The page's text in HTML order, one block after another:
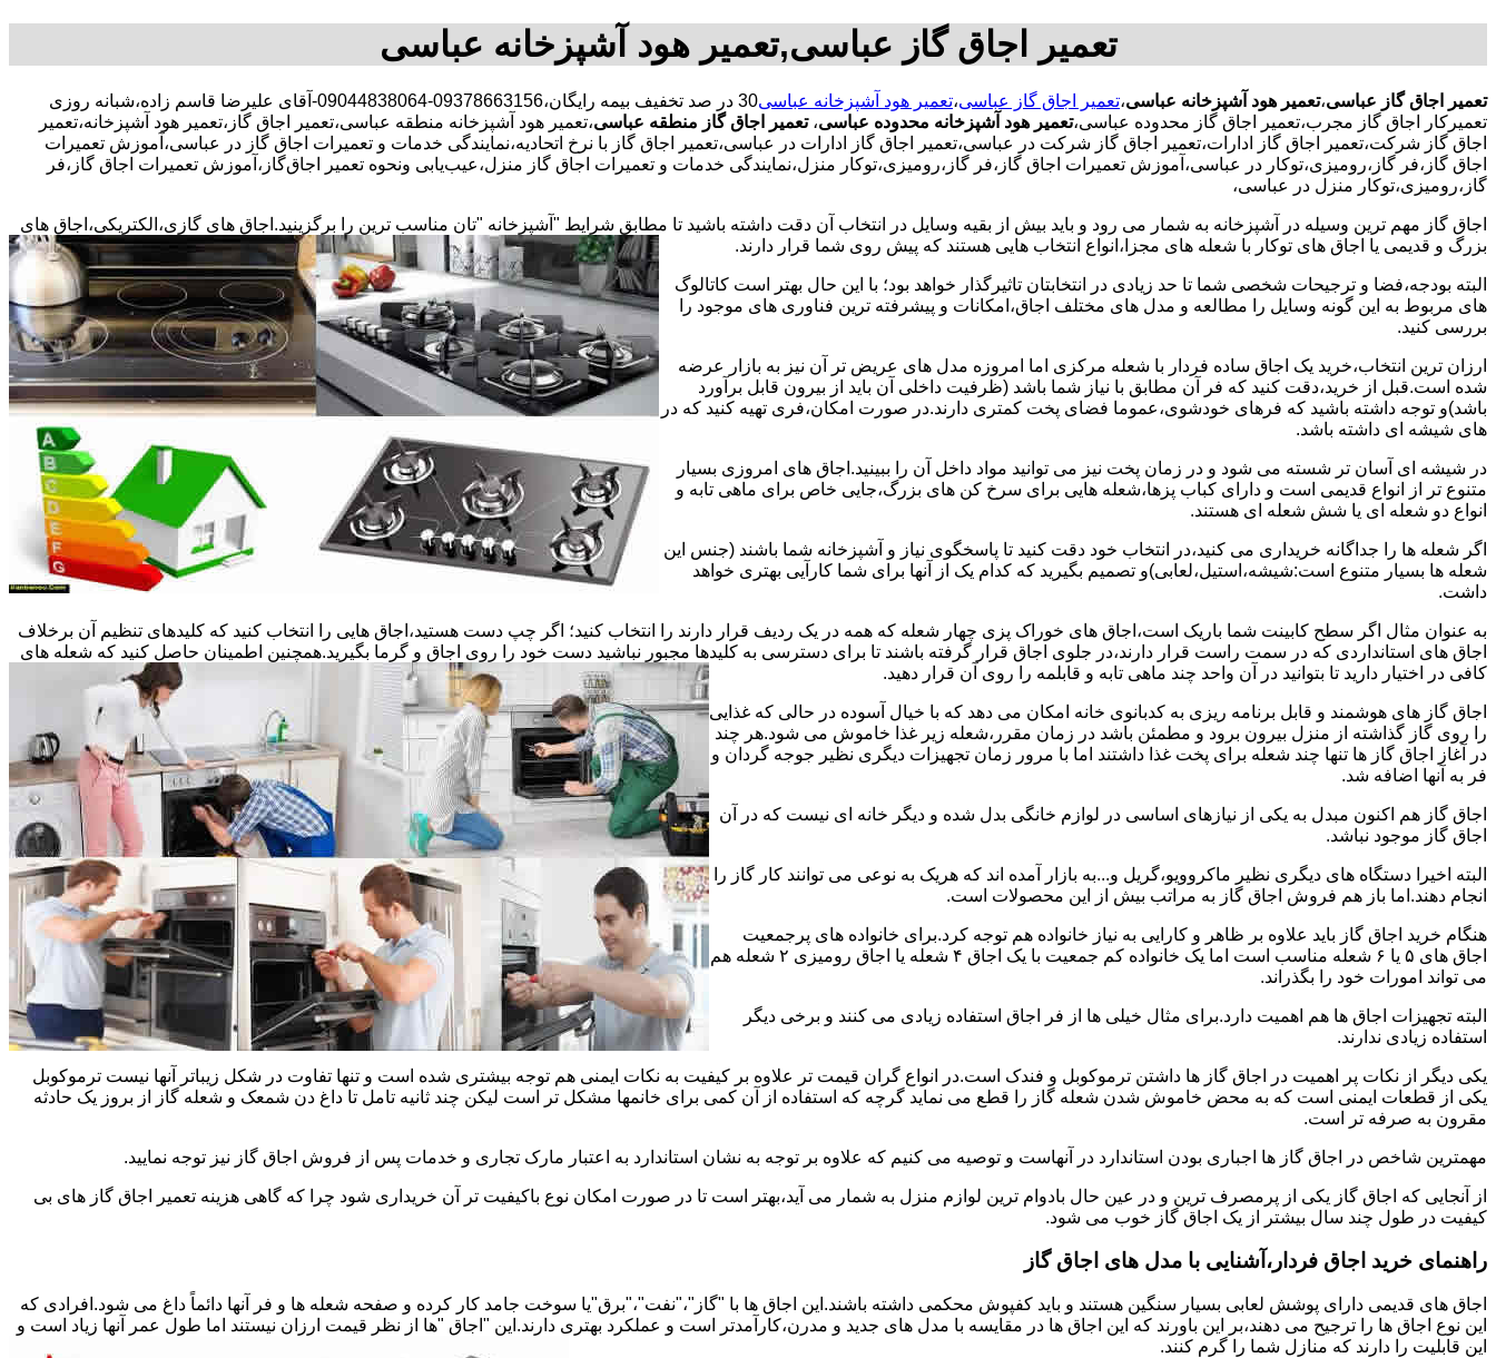
تعمیر اجاق گاز عباسی,تعمیر هود آشپزخانه عباسی
تعمیر اجاق گاز عباسی،تعمیر هود آشپزخانه عباسی،تعمیر اجاق گاز عباسی،تعمیر هود آشپزخانه عباسی
30 در صد تخفیف بیمه رایگان،09378663156-09044838064-آقای علیرضا قاسم زاده،شبانه روزی
تعمیرکار اجاق گاز مجرب،تعمیر اجاق گاز محدوده عباسی،تعمیر هود آشپزخانه محدوده عباسی، تعمیر اجاق گاز منطقه عباسی،تعمیر هود آشپزخانه منطقه عباسی،تعمیر اجاق گاز،تعمیر هود آشپزخانه،تعمیر
اجاق گاز شرکت،تعمیر اجاق گاز ادارات،تعمیر اجاق گاز شرکت در عباسی،تعمیر اجاق گاز ادارات در عباسی،تعمیر اجاق گاز با نرخ اتحادیه،نمایندگی خدمات و تعمیرات اجاق گاز در عباسی،آموزش تعمیرات
اجاق گاز،فر گاز،رومیزی،توکار در عباسی،آموزش تعمیرات اجاق گاز،فر گاز،رومیزی،توکار منزل،نمایندگی خدمات و تعمیرات اجاق گاز منزل،عیب‌یابی ونحوه تعمیر اجاق‌گاز،آموزش تعمیرات اجاق گاز،فر
گاز،رومیزی،توکار منزل در عباسی،
اجاق گاز مهم ترین وسیله در آشپزخانه به شمار می رود و باید بیش از بقیه وسایل در انتخاب آن دقت داشته باشید تا مطابق شرایط "آشپزخانه "تان مناسب ترین را برگزینید.اجاق های گازی،الکتریکی،اجاق های
بزرگ و قدیمی یا اجاق های توکار با شعله های مجزا،انواع انتخاب هایی هستند که پیش روی شما قرار دارند.
البته بودجه،فضا و ترجیحات شخصی شما تا حد زیادی در انتخابتان تاثیرگذار خواهد بود؛ با این حال بهتر است کاتالوگ
های مربوط به این گونه وسایل را مطالعه و مدل های مختلف اجاق،امکانات و پیشرفته ترین فناوری های موجود را
بررسی کنید.
ارزان ترین انتخاب،خرید یک اجاق ساده فردار با شعله مرکزی اما امروزه مدل های عریض تر آن نیز به بازار عرضه
شده است.قبل از خرید،دقت کنید که فر آن مطابق با نیاز شما باشد (ظرفیت داخلی آن باید از بیرون قابل برآورد
باشد)و توجه داشته باشید که فرهای خودشوی،عموما فضای پخت کمتری دارند.در صورت امکان،فری تهیه کنید که در
های شیشه ای داشته باشد.
در شیشه ای آسان تر شسته می شود و در زمان پخت نیز می توانید مواد داخل آن را ببینید.اجاق های امروزی بسیار
متنوع تر از انواع قدیمی است و دارای کباب پزها،شعله هایی برای سرخ کن های بزرگ،جایی خاص برای ماهی تابه و
انواع دو شعله ای یا شش شعله ای هستند.
اگر شعله ها را جداگانه خریداری می کنید،در انتخاب خود دقت کنید تا پاسخگوی نیاز و آشپزخانه شما باشند (جنس این
شعله ها بسیار متنوع است:شیشه،استیل،لعابی)و تصمیم بگیرید که کدام یک از آنها برای شما کارآیی بهتری خواهد
داشت.
به عنوان مثال اگر سطح کابینت شما باریک است،اجاق های خوراک پزی چهار شعله که همه در یک ردیف قرار دارند را انتخاب کنید؛ اگر چپ دست هستید،اجاق هایی را انتخاب کنید که کلیدهای تنظیم آن برخلاف
اجاق های استانداردی که در سمت راست قرار دارند،در جلوی اجاق قرار گرفته باشند تا برای دسترسی به کلیدها مجبور نباشید دست خود را روی اجاق و گرما بگیرید.همچنین اطمینان حاصل کنید که شعله های
کافی در اختیار دارید تا بتوانید در آن واحد چند ماهی تابه و قابلمه را روی آن قرار دهید.
اجاق گاز های هوشمند و قابل برنامه ریزی به کدبانوی خانه امکان می دهد که با خیال آسوده در حالی که غذایی
را روی گاز گذاشته از منزل بیرون برود و مطمئن باشد در زمان مقرر،شعله زیر غذا خاموش می شود.هر چند
در آغاز اجاق گاز ها تنها چند شعله برای پخت غذا داشتند اما با مرور زمان تجهیزات دیگری نظیر جوجه گردان و
فر به آنها اضافه شد.
اجاق گاز هم اکنون مبدل به یکی از نیازهای اساسی در لوازم خانگی بدل شده و دیگر خانه ای نیست که در آن
اجاق گاز موجود نباشد.
البته اخیرا دستگاه های دیگری نظیر ماکروویو،گریل و...به بازار آمده اند که هریک به نوعی می توانند کار گاز را
انجام دهند.اما باز هم فروش اجاق گاز به مراتب بیش از این محصولات است.
هنگام خرید اجاق گاز باید علاوه بر ظاهر و کارایی به نیاز خانواده هم توجه کرد.برای خانواده های پرجمعیت
اجاق های ۵ یا ۶ شعله مناسب است اما یک خانواده کم جمعیت با یک اجاق ۴ شعله یا اجاق رومیزی ۲ شعله هم
می تواند امورات خود را بگذراند.
البته تجهیزات اجاق ها هم اهمیت دارد.برای مثال خیلی ها از فر اجاق استفاده زیادی می کنند و برخی دیگر
استفاده زیادی ندارند.
یکی دیگر از نکات پر اهمیت در اجاق گاز ها داشتن ترموکوبل و فندک است.در انواع گران قیمت تر علاوه بر کیفیت به نکات ایمنی هم توجه بیشتری شده است و تنها تفاوت در شکل زیباتر آنها نیست ترموکوبل
یکی از قطعات ایمنی است که به محض خاموش شدن شعله گاز را قطع می نماید گرچه که استفاده از آن کمی برای خانمها مشکل تر است لیکن چند ثانیه تامل تا داغ دن شمعک و شعله گاز از بروز یک حادثه
مقرون به صرفه تر است.
مهمترین شاخص در اجاق گاز ها اجباری بودن استاندارد در آنهاست و توصیه می کنیم که علاوه بر توجه به نشان استاندارد به اعتبار مارک تجاری و خدمات پس از فروش اجاق گاز نیز توجه نمایید.
از آنجایی که اجاق گاز یکی از پرمصرف ترین و در عین حال بادوام ترین لوازم منزل به شمار می آید،بهتر است تا در صورت امکان نوع باکیفیت تر آن خریداری شود چرا که گاهی هزینه تعمیر اجاق گاز های بی
کیفیت در طول چند سال بیشتر از یک اجاق گاز خوب می شود.
راهنمای خرید اجاق فردار،آشنایی با مدل های اجاق گاز
اجاق های قدیمی دارای پوشش لعابی بسیار سنگین هستند و باید کفپوش محکمی داشته باشند.این اجاق ها با "گاز"،"نفت"،"برق"یا سوخت جامد کار کرده و صفحه شعله ها و فر آنها دائماً داغ می شود.افرادی که
این نوع اجاق ها را ترجیح می دهند،بر این باورند که این اجاق ها در مقایسه با مدل های جدید و مدرن،کارآمدتر است و عملکرد بهتری دارند.این "اجاق "ها از نظر قیمت ارزان نیستند اما طول عمر آنها زیاد است و
این قابلیت را دارند که منازل شما را گرم کنند.